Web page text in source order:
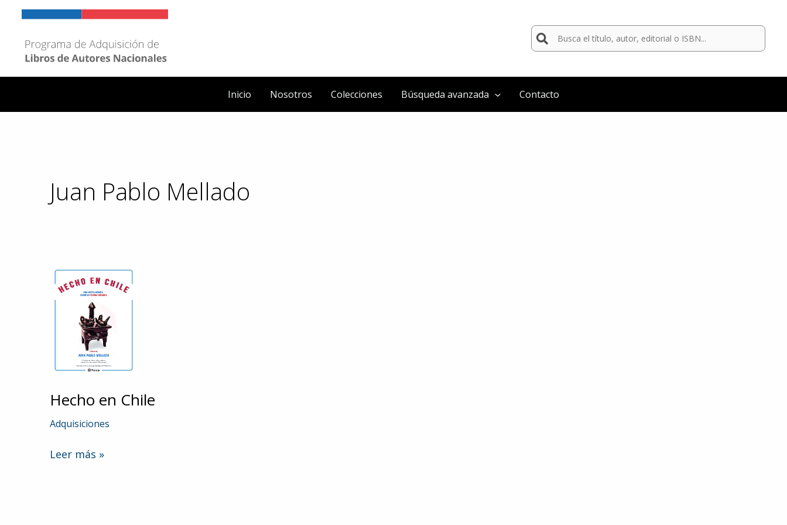
contenido
Buscar
por:
Inicio Nosotros Colecciones Búsqueda avanzada Contacto
Juan Pablo Mellado
Hecho en Chile
Adquisiciones
Hecho
Leer más »